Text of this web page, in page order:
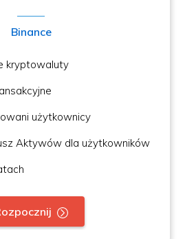
Binance
kryptowaluty
użytkownicy
Aktywów dla użytkowników